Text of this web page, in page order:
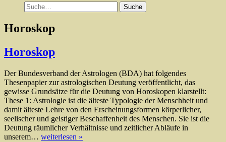
Suche Suche
Horoskop
Horoskop
Der Bundesverband der Astrologen (BDA) hat folgendes
Thesenpapier zur astrologischen Deutung veröffentlicht, das
gewisse Grundsätze für die Deutung von Horoskopen klarstellt:
These 1: Astrologie ist die älteste Typologie der Menschheit und
damit älteste Lehre von den Erscheinungsformen körperlicher,
seelischer und geistiger Beschaffenheit des Menschen. Sie ist die
Deutung räumlicher Verhältnisse und zeitlicher Abläufe in
unserem… weiterlesen »